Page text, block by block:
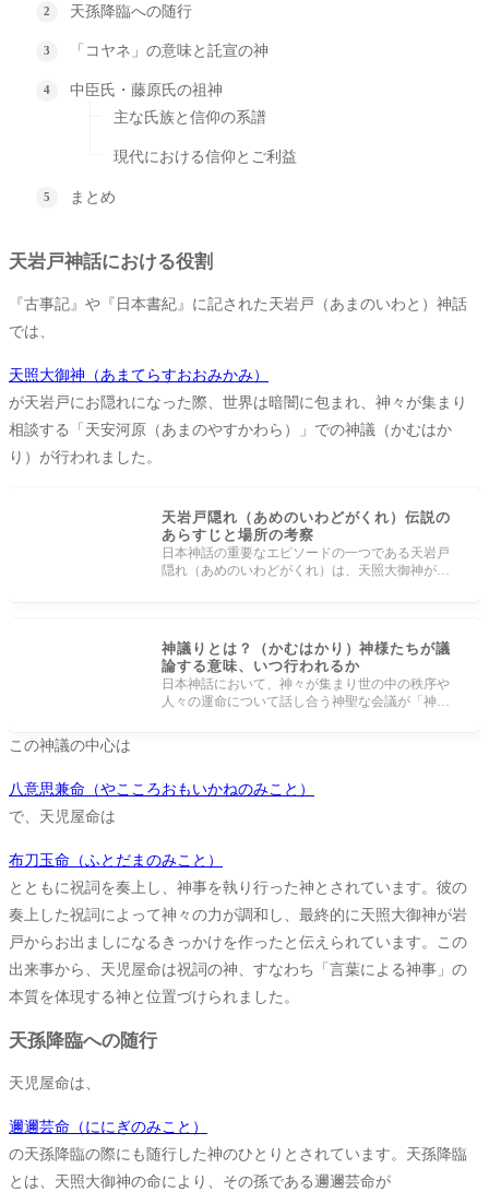
天孫降臨への随行
「コヤネ」の意味と託宣の神
中臣氏・藤原氏の祖神
主な氏族と信仰の系譜
現代における信仰とご利益
まとめ
天岩戸神話における役割
『古事記』や『日本書紀』に記された天岩戸（あまのいわと）神話
では、
天照大御神（あまてらすおおみかみ）
が天岩戸にお隠れになった際、世界は暗闇に包まれ、神々が集まり
相談する「天安河原（あまのやすかわら）」での神議（かむはか
り）が行われました。
天岩戸隠れ（あめのいわどがくれ）伝説の
あらすじと場所の考察
日本神話の重要なエピソードの一つである天岩戸
隠れ（あめのいわどがくれ）は、天照大御神が岩
神議りとは？（かむはかり）神様たちが議
論する意味、いつ行われるか
日本神話において、神々が集まり世の中の秩序や
人々の運命について話し合う神聖な会議が「神議
この神議の中心は
八意思兼命（やこころおもいかねのみこと）
で、天児屋命は
布刀玉命（ふとだまのみこと）
とともに祝詞を奏上し、神事を執り行った神とされています。彼の
奏上した祝詞によって神々の力が調和し、最終的に天照大御神が岩
戸からお出ましになるきっかけを作ったと伝えられています。この
出来事から、天児屋命は祝詞の神、すなわち「言葉による神事」の
本質を体現する神と位置づけられました。
天孫降臨への随行
天児屋命は、
邇邇芸命（ににぎのみこと）
の天孫降臨の際にも随行した神のひとりとされています。天孫降臨
とは、天照大御神の命により、その孫である邇邇芸命が